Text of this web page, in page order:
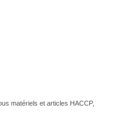
matériels et articles HACCP,